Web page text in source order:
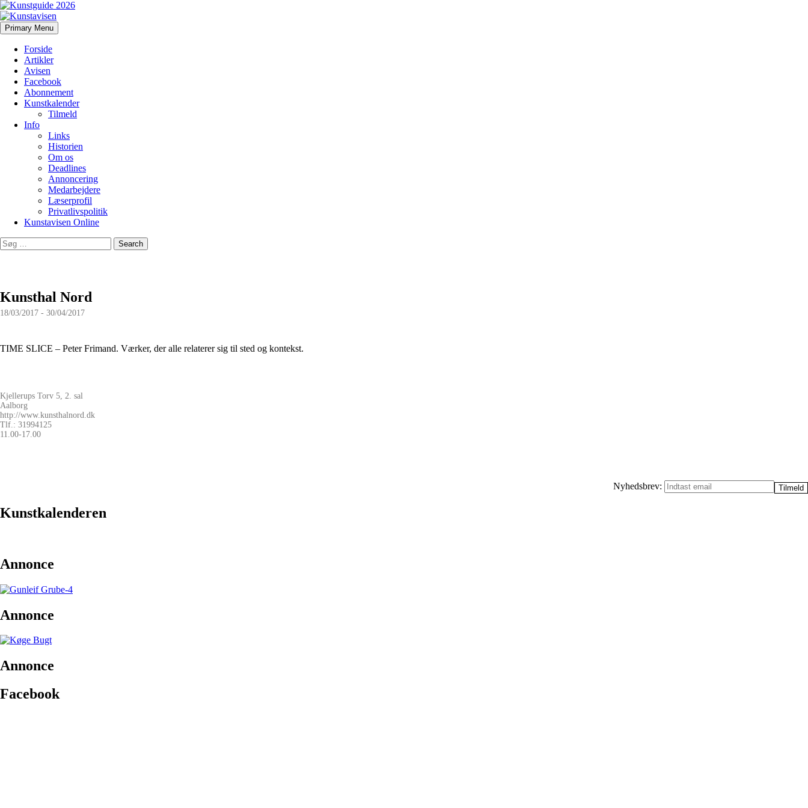
Kunstavisen
Search
Primary Menu Skip
to
Forside
Artikler
Avisen
Facebook
Abonnement
Kunstkalender
Tilmeld
Info
Links
Historien
Om os
Deadlines
Annoncering
Medarbejdere
Læserprofil
Privatlivspolitik
Kunstavisen Online
Search
for:
Kunsthal Nord
18/03/2017 - 30/04/2017
TIME SLICE – Peter Frimand. Værker, der alle relaterer sig til sted og kontekst.
Kjellerups Torv 5, 2. sal
Aalborg
http://www.kunsthalnord.dk
Tlf.: 31994125
11.00-17.00
Nyhedsbrev:
Kunstkalenderen
Annonce
Annonce
Annonce
Facebook